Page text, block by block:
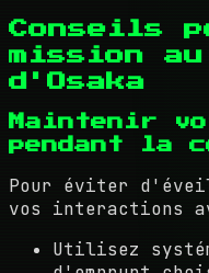
Conseils
mission au
d'Osaka
Maintenir
pendant la
Pour éviter
vos interactions
Utilisez